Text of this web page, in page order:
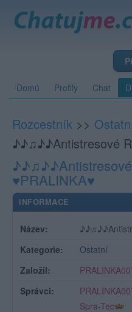
Domů Profily Chat
Rozcestník >>
♪♪♫♪♪Antistresové
♥PRALINKA♥
INFORMACE
Název:
Kategorie:
Ostatní
Založil:
Správci:
Spra-Tec